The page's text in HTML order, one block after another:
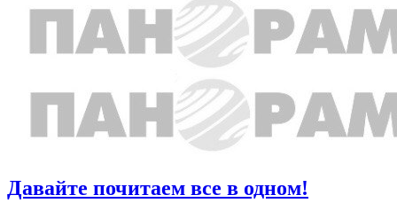
Давайте почитаем все в одном!